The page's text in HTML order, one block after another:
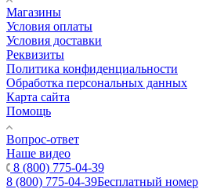
Магазины
Условия оплаты
Условия доставки
Реквизиты
Политика конфиденциальности
Обработка персональных данных
Карта сайта
Помощь
Вопрос-ответ
Наше видео
8 (800) 775-04-39
8 (800) 775-04-39Бесплатный номер